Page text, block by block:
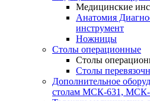
Медицинские
Анатомия
инструмент
Ножницы
Столы операционные
Столы
Столы
Дополнительное
столам МСК-631, МСК-